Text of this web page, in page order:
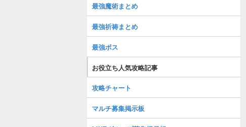
最強魔術まとめ
最強祈祷まとめ
最強ボス
お役立ち人気攻略記事
攻略チャート
マルチ募集掲示板